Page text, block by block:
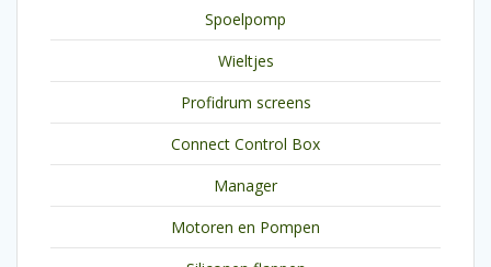
Spoelpomp
Wieltjes
Profidrum screens
Connect Control Box
Manager
Motoren en Pompen